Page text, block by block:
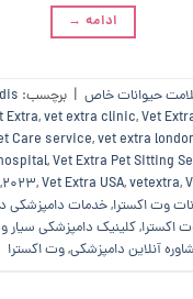
ادامه →
حیوانات خاص | برچسب:
Extra,vet extra clinic,Vet
Care service,vet extra
,Vet Extra Pet Sitting
2023,Vet Extra USA,vetextra,
,
وت اکسترا,خدمات دامپزشکی
اکسترا,کلینیک دامپزشکی سیار
آنلاین دامپزشکی,وت اکسترا